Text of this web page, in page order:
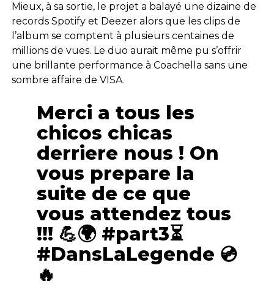
Mieux, à sa sortie, le projet a balayé une dizaine de
records Spotify et Deezer alors que les clips de
l’album se comptent à plusieurs centaines de
millions de vues. Le duo aurait même pu s’offrir
une brillante performance à Coachella sans une
sombre affaire de VISA.
Merci a tous les
chicos chicas
derriere nous ! On
vous prepare la
suite de ce que
vous attendez tous
!!! 💪🌍 #part3⏳
#DansLaLegende 💿
🔥